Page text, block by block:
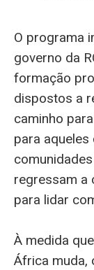
O programa
governo da
formação
dispostos a
caminho
para aqueles
regressam a
para lidar
À medida
África muda,